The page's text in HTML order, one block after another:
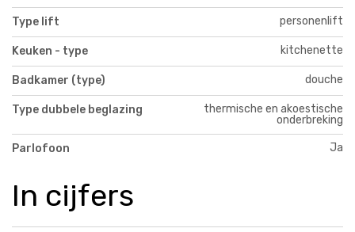
Type lift personenlift
Keuken - type kitchenette
Badkamer (type) douche
Type dubbele beglazing
thermische en akoestische
onderbreking
Parlofoon Ja
In cijfers